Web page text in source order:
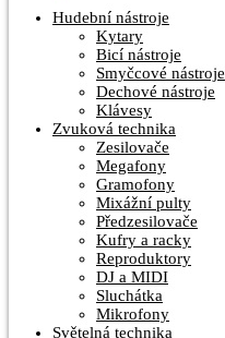
Hudební nástroje
Kytary
Bicí nástroje
Smyčcové nástroje
Dechové nástroje
Klávesy
Zvuková technika
Zesilovače
Megafony
Gramofony
Mixážní pulty
Předzesilovače
Kufry a racky
Reproduktory
DJ a MIDI
Sluchátka
Mikrofony
Světelná technika